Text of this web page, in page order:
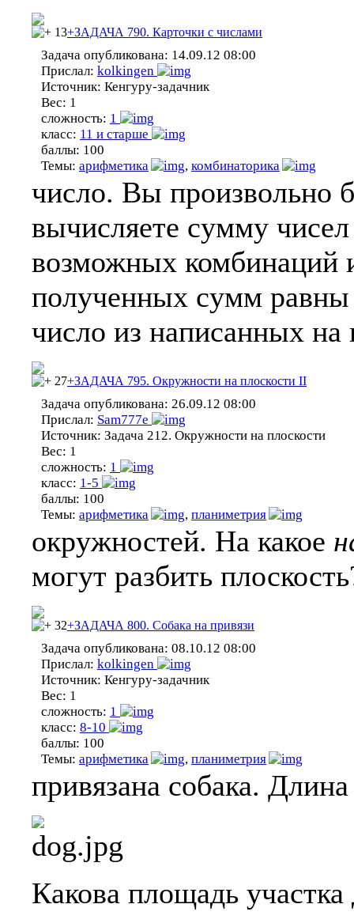
13+ЗАДАЧА 790. Карточки с числами
Задача опубликована: 14.09.12 08:00
Прислал: kolkingen
Источник: Кенгуру-задачник
Вес: 1
сложность: 1
класс: 11 и старше
баллы: 100
Темы: арифметика , комбинаторика
число. Вы произвольно
вычисляете сумму
возможных комбинаций
полученных сумм равны
число из написанных на
27+ЗАДАЧА 795. Окружности на плоскости II
Задача опубликована: 26.09.12 08:00
Прислал: Sam777e
Источник: Задача 212. Окружности на плоскости
Вес: 1
сложность: 1
класс: 1-5
баллы: 100
Темы: арифметика , планиметрия
окружностей. На какое
могут разбить
32+ЗАДАЧА 800. Собака на привязи
Задача опубликована: 08.10.12 08:00
Прислал: kolkingen
Источник: Кенгуру-задачник
Вес: 1
сложность: 1
класс: 8-10
баллы: 100
Темы: арифметика , планиметрия
привязана собака.
Какова площадь участка